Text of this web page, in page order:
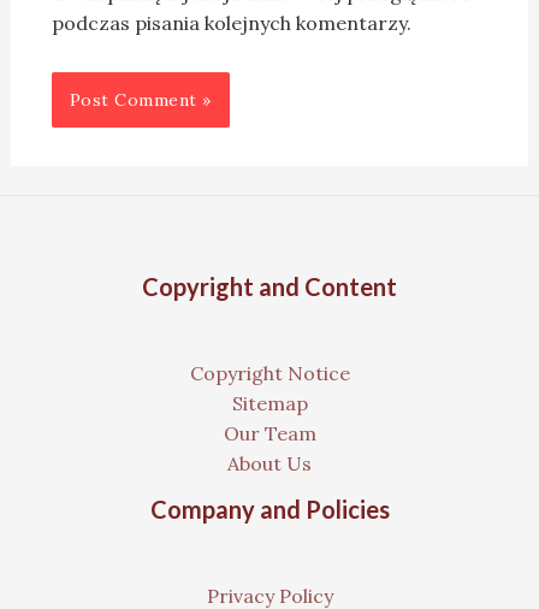
podczas pisania kolejnych komentarzy.
Copyright and Content
Copyright Notice
Sitemap
Our Team
About Us
Company and Policies
Privacy Policy